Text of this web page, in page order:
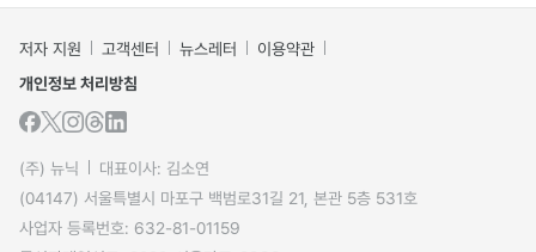
저자 지원 고객센터 뉴스레터
이용약관
개인정보 처리방침
(주) 뉴닉
대표이사: 김소연
(04147) 서울특별시 마포구 백범로31길 21, 본관 5층 531호
사업자 등록번호: 632-81-01159